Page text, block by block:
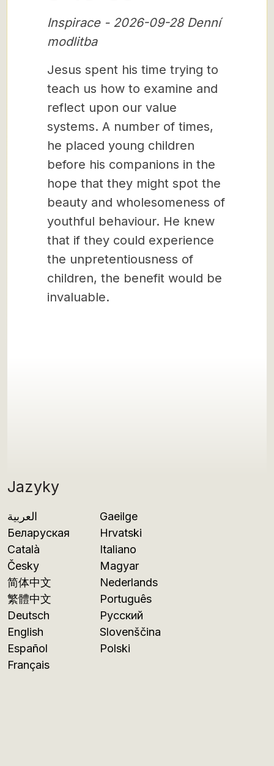
Jazyky
العربية
Беларуская
Català
Česky
简体中文
繁體中文
Deutsch
English
Español
Français
Gaeilge
Hrvatski
Italiano
Magyar
Nederlands
Português
Русский
Slovenščina
Polski
Inspirace - 2026-09-28 Denní
modlitba
Jesus spent his time trying to
teach us how to examine and
reflect upon our value
systems. A number of times,
he placed young children
before his companions in the
hope that they might spot the
beauty and wholesomeness of
youthful behaviour. He knew
that if they could experience
the unpretentiousness of
children, the benefit would be
invaluable.